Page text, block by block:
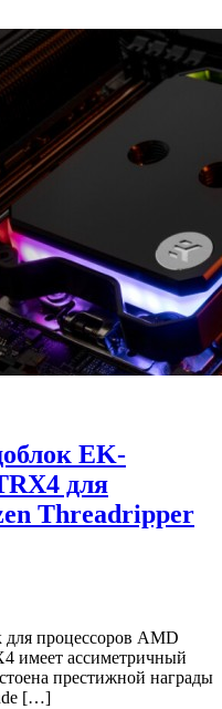
EK-
для
Threadripper
процессоров AMD
имеет ассиметричный
престижной награды
[…]